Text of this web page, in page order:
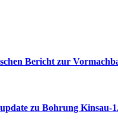
Bericht zur
zu Bohrung Kinsau-